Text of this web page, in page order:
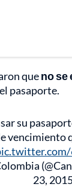
queno se
pasaporte.
su
vencimiento
23,